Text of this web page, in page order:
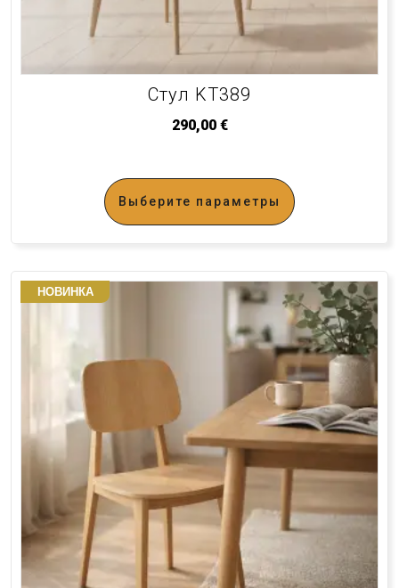
Стул KT389
290,00 €
Выберите параметры
НОВИНКА